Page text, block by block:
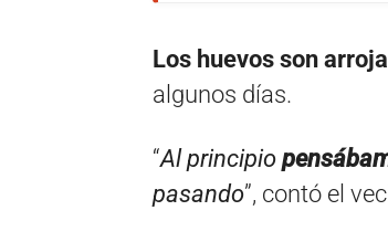
Los huevos son
algunos días.
“Al principio
pasando”, contó el